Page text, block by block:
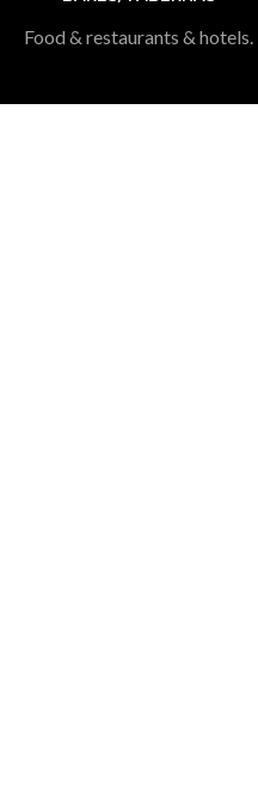
Food & restaurants & hotels.